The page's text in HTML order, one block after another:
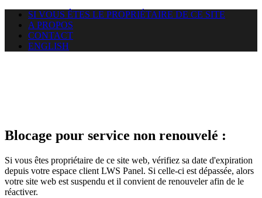
SI VOUS ÊTES LE PROPRIÉTAIRE DE CE SITE
A PROPOS
CONTACT
ENGLISH
Blocage pour service non renouvelé :
Si vous êtes propriétaire de ce site web, vérifiez sa date d'expiration
depuis votre espace client LWS Panel. Si celle-ci est dépassée, alors
votre site web est suspendu et il convient de renouveler afin de le
réactiver.